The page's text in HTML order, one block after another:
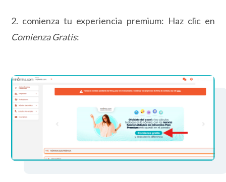
2. comienza tu experiencia premium: Haz clic en
Comienza Gratis: